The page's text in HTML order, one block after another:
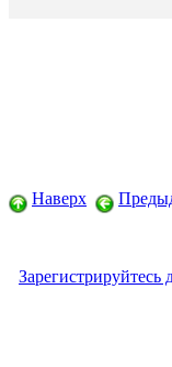
Наверх
Зарегистрируйтесь